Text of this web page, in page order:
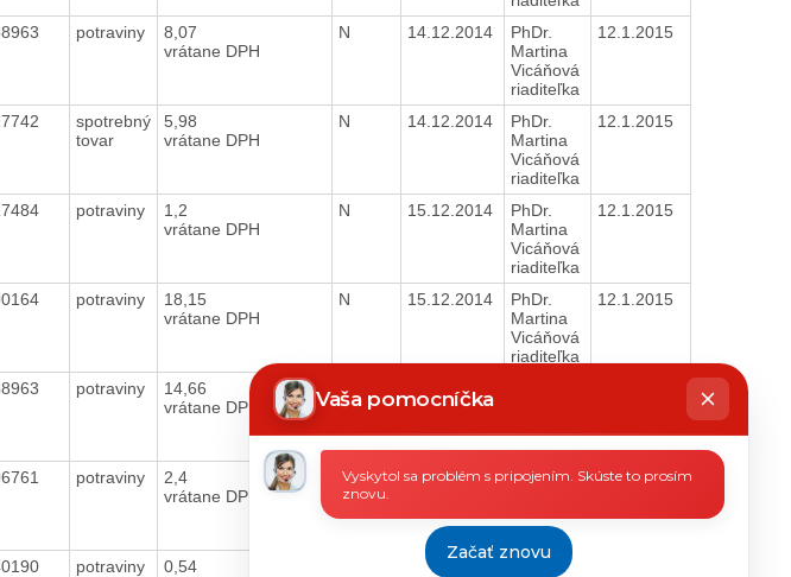
potraviny
8,07
vrátane DPH
N 14.12.2014
PhDr.
Martina
Vicáňová
riaditeľka
12.1.2015
spotrebný
tovar
5,98
vrátane DPH
N 14.12.2014
PhDr.
Martina
Vicáňová
riaditeľka
12.1.2015
potraviny
1,2
vrátane DPH
N 15.12.2014
PhDr.
Martina
Vicáňová
riaditeľka
12.1.2015
potraviny
18,15
vrátane DPH
N 15.12.2014
PhDr.
Martina
Vicáňová
riaditeľka
12.1.2015
potraviny
14,66
vrátane DPH
N 15.12.2014
potraviny
2,4
vrátane DPH
N 16.12.2014
PhDr.
Vicáňová
riaditeľka
12.1.2015
potraviny
0,54
16.12.2014
Vaša pomocníčka
Chatbot
píše
Vyskytol sa problém s pripojením. Skúste to prosím
znovu.
Začať znovu